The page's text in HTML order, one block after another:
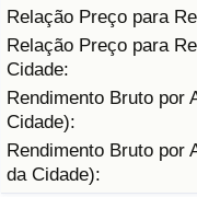
Relação Preço para
Relação Preço para
Cidade:
Rendimento Bruto por
Cidade):
Rendimento Bruto por
da Cidade):
Indicador de
Índice de poluição
Indicador de